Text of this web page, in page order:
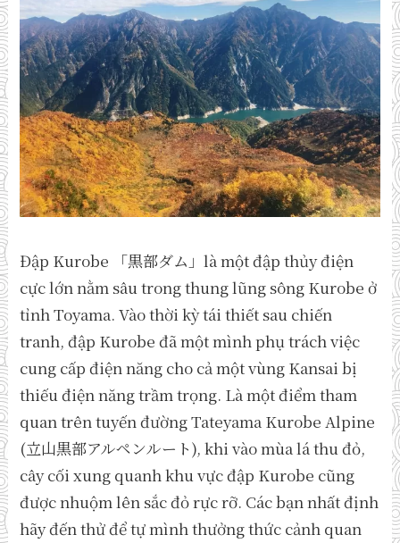
Đập Kurobe 「黒部ダム」là một đập thủy điện
cực lớn nằm sâu trong thung lũng sông Kurobe ở
tỉnh Toyama. Vào thời kỳ tái thiết sau chiến
tranh, đập Kurobe đã một mình phụ trách việc
cung cấp điện năng cho cả một vùng Kansai bị
thiếu điện năng trầm trọng. Là một điểm tham
quan trên tuyến đường Tateyama Kurobe Alpine
(立山黒部アルペンルート), khi vào mùa lá thu đỏ,
cây cối xung quanh khu vực đập Kurobe cũng
được nhuộm lên sắc đỏ rực rỡ. Các bạn nhất định
hãy đến thử để tự mình thưởng thức cảnh quan